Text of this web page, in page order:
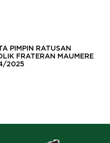
PIMPIN RATUSAN
FRATERAN MAUMERE
2025